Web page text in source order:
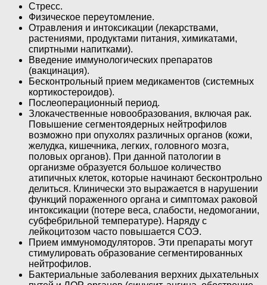
Стресс.
Физическое переутомление.
Отравления и интоксикации (лекарствами,
растениями, продуктами питания, химикатами,
спиртными напитками).
Введение иммунологических препаратов
(вакцинация).
Бесконтрольный прием медикаментов (системных
кортикостероидов).
Послеоперационный период.
Злокачественные новообразования, включая рак.
Повышение сегментоядерных нейтрофилов
возможно при опухолях различных органов (кожи,
желудка, кишечника, легких, головного мозга,
половых органов). При данной патологии в
организме образуется большое количество
атипичных клеток, которые начинают бесконтрольно
делиться. Клинически это выражается в нарушении
функций пораженного органа и симптомах раковой
интоксикации (потере веса, слабости, недомогании,
субфебрильной температуре). Наряду с
лейкоцитозом часто повышается СОЭ.
Прием иммуномодуляторов. Эти препараты могут
стимулировать образование сегментированных
нейтрофилов.
Бактериальные заболевания верхних дыхательных